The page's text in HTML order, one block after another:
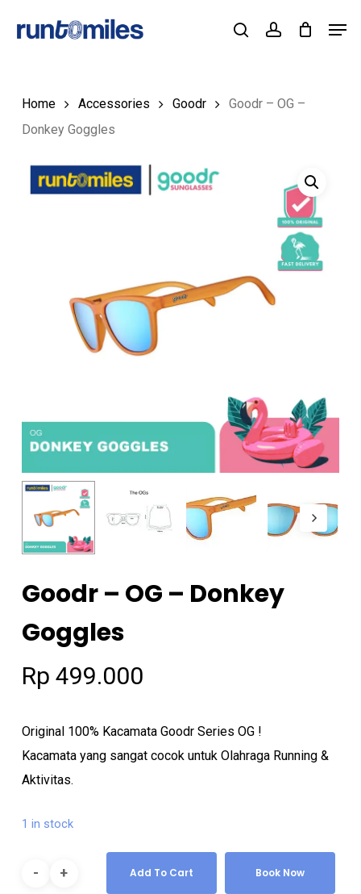
searchaccount
Cart Close
Home Accessories Goodr
Goodr – OG –
Donkey Goggles
Goodr – OG – Donkey
Goggles
Rp 499.000
Original 100% Kacamata Goodr Series OG !
Kacamata yang sangat cocok untuk Olahraga Running &
Aktivitas.
1 in stock
Add To Cart Book Now